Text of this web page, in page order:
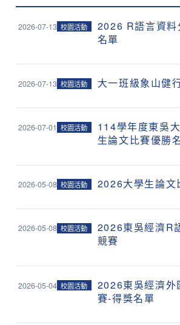
2026-07-13 校園活動
2026 R語言資料
名單
2026-07-13 校園活動 大一班級象山健
2026-07-01 校園活動
114學年度東吳
生論文比賽優勝
2026-05-08 校園活動 2026大學生論文
2026-05-08 校園活動
2026東吳經濟R
競賽
2026-05-04 校園活動
2026東吳經濟外
賽-得獎名單